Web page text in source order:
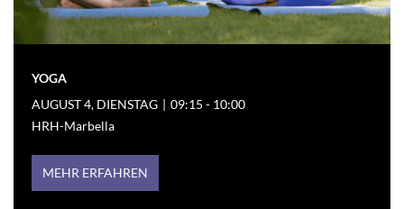
YOGA
AUGUST 4, DIENSTAG
09:15 - 10:00
HRH-Marbella
MEHR ERFAHREN